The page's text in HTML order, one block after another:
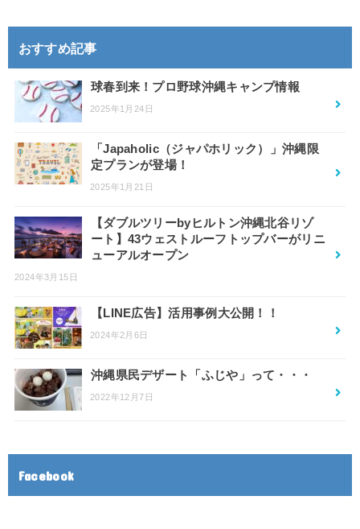
おすすめ記事
球春到来！プロ野球沖縄キャンプ情報
2025年1月24日
「Japaholic（ジャパホリック）」沖縄限
定プランが登場！
2025年1月21日
【ダブルツリーbyヒルトン沖縄北谷リゾ
ート】43ウェストルーフトップバーがリニ
ューアルオープン
2024年3月15日
【LINE広告】活用事例大公開！！
2024年2月6日
沖縄県民デザート「ふじや」って・・・
2022年12月7日
Facebook